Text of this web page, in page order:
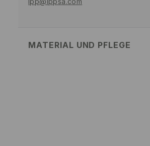
MATERIAL UND PFLEGE